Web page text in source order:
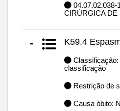
CIRÚRGICA DE
- K59.4
classificação
Restrição de
Causa óbito: